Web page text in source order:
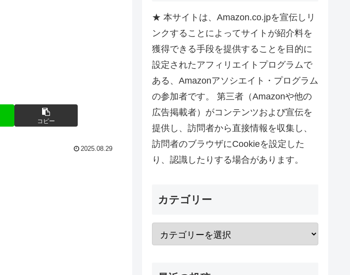
コピー
2025.08.29
★ 本サイトは、Amazon.co.jpを宣伝しリ
ンクすることによってサイトが紹介料を
獲得できる手段を提供することを目的に
設定されたアフィリエイトプログラムで
ある、Amazonアソシエイト・プログラム
の参加者です。 第三者（Amazonや他の
広告掲載者）がコンテンツおよび宣伝を
提供し、訪問者から直接情報を収集し、
訪問者のブラウザにCookieを設定した
り、認識したりする場合があります。
カテゴリー